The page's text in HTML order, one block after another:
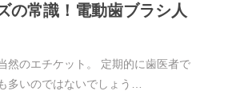
の常識！電動歯ブラシ人
然のエチケット。 定期的に歯医者で
多いのではないでしょう…